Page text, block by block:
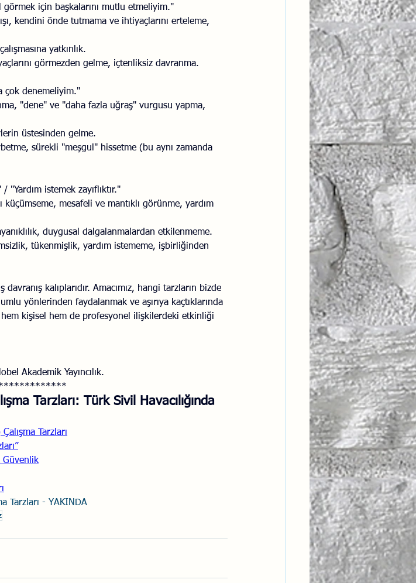
için başkalarını mutlu etmeliyim."
kendini önde tutmama ve ihtiyaçlarını erteleme,
yatkınlık.
görmezden gelme, içtenliksiz davranma.
çok denemeliyim."
"dene" ve "daha fazla uğraş" vurgusu yapma,
üstesinden gelme.
sürekli "meşgul" hissetme (bu aynı zamanda
"Yardım istemek zayıflıktır."
küçümseme, mesafeli ve mantıklı görünme, yardım
duygusal dalgalanmalardan etkilenmeme.
tükenmişlik, yardım istememe, işbirliğinden
kalıplarıdır. Amacımız, hangi tarzların bizde
yönlerinden faydalanmak ve aşırıya kaçtıklarında
kişisel hem de profesyonel ilişkilerdeki etkinliği
Akademik Yayıncılık.
Tarzları: Türk Sivil Havacılığında
Tarzları
Güvenlik
Tarzları - YAKINDA